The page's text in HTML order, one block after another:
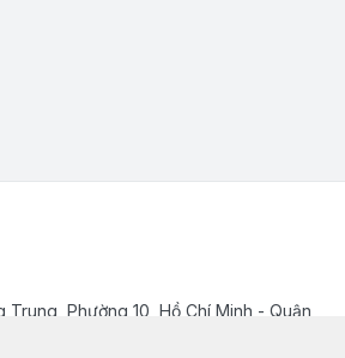
Trung, Phường 10, Hồ Chí Minh - Quận